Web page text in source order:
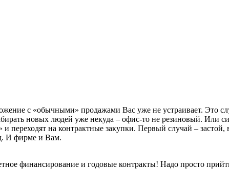
с «обычными» продажами Вас уже не устраивает. Это
новых людей уже некуда – офис-то не резиновый. Или
на контрактные закупки. Первый случай –
И фирме и Вам.
финансирование и годовые контракты! Надо просто